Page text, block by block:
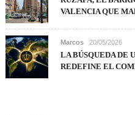
VALENCIA QUE
Marcos 20/05/2026
LA BÚSQUEDA DE
REDEFINE EL